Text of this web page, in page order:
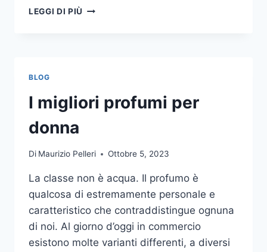
LEGGI DI PIÙ
VIDEO
BLOG
I migliori profumi per
donna
Di Maurizio Pelleri Ottobre 5, 2023
La classe non è acqua. Il profumo è
qualcosa di estremamente personale e
caratteristico che contraddistingue ognuna
di noi. Al giorno d’oggi in commercio
esistono molte varianti differenti, a diversi